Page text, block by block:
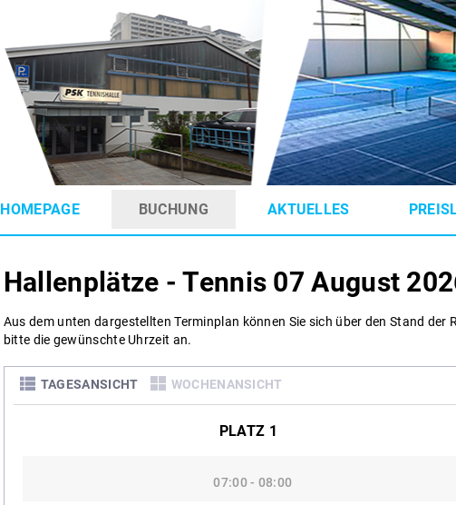
HOMEPAGE BUCHUNG AKTUELLES
Hallenplätze - Tennis 07 August
Aus dem unten dargestellten Terminplan können Sie sich über den Stand
bitte die gewünschte Uhrzeit an.
TAGESANSICHT WOCHENANSICHT
PLATZ 1
07:00 - 08:00